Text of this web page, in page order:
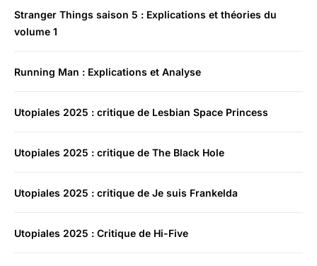
Stranger Things saison 5 : Explications et théories du
volume 1
Running Man : Explications et Analyse
Utopiales 2025 : critique de Lesbian Space Princess
Utopiales 2025 : critique de The Black Hole
Utopiales 2025 : critique de Je suis Frankelda
Utopiales 2025 : Critique de Hi-Five